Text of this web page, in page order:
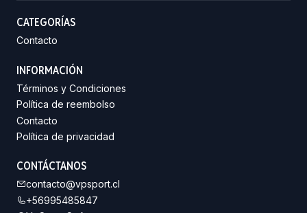
CATEGORÍAS
Contacto
INFORMACIÓN
Términos y Condiciones
Política de reembolso
Contacto
Política de privacidad
CONTÁCTANOS
contacto@vpsport.cl
+56995485847